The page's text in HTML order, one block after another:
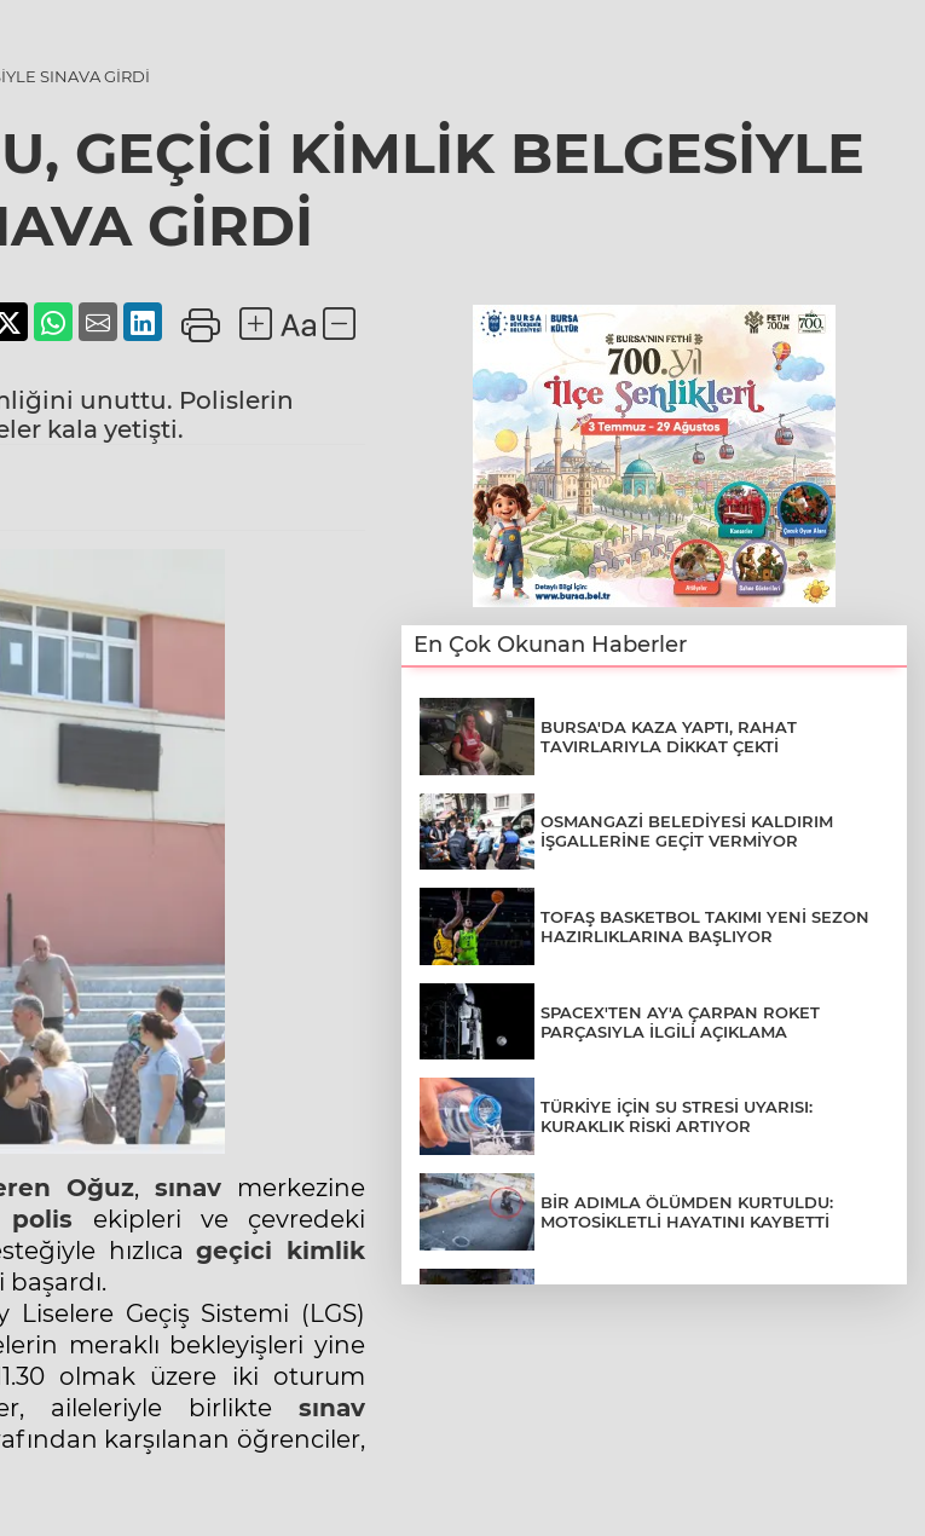
SINAVA GİRDİ
GEÇİCİ KİMLİK BELGESİYLE
GİRDİ
unuttu. Polislerin
kala yetişti.
Oğuz,sınav merkezine
polis ekipleri ve çevredeki
hızlıcageçici
kimlik
Geçiş Sistemi (LGS)
meraklı bekleyişleri yine
olmak üzere iki oturum
aileleriyle birlikte sınav
karşılanan öğrenciler,
En Çok Okunan Haberler
BURSA'DA KAZA YAPTI, RAHAT
TAVIRLARIYLA DİKKAT ÇEKTİ
OSMANGAZİ BELEDİYESİ KALDIRIM
İŞGALLERİNE GEÇİT VERMİYOR
TOFAŞ BASKETBOL TAKIMI YENİ SEZON
HAZIRLIKLARINA BAŞLIYOR
SPACEX'TEN AY'A ÇARPAN ROKET
PARÇASIYLA İLGİLİ AÇIKLAMA
TÜRKİYE İÇİN SU STRESİ UYARISI:
KURAKLIK RİSKİ ARTIYOR
BİR ADIMLA ÖLÜMDEN KURTULDU:
MOTOSİKLETLİ HAYATINI KAYBETTİ